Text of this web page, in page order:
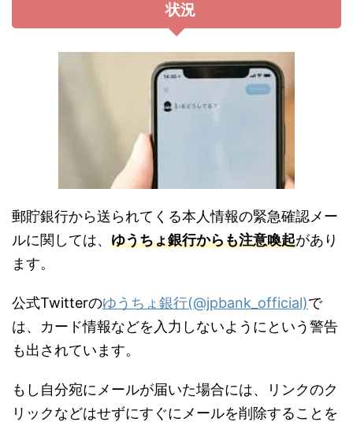
状況
郵貯銀行から送られてくる本人情報の緊急確認メー
ルに関しては、 ゆうちょ銀行からも注意喚起があり
ます。
公式Twitterのゆうちょ銀行(@jpbank_official)で
は、カード情報などを入力しないようにという警告
も出されています。
もし自分宛にメールが届いた場合には、リンクのク
リックなどはせずにすぐにメールを削除することを